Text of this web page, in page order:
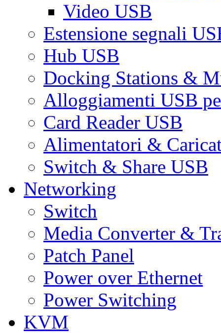
Video USB
Estensione segnali
Hub USB
Docking Stations &
Alloggiamenti USB
Card Reader USB
Alimentatori &
Switch & Share USB
Networking
Switch
Media Converter &
Patch Panel
Power over Ethernet
Power Switching
KVM